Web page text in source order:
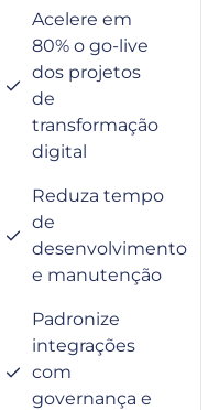
Acelere em
80% o go-live
dos projetos
de
transformação
digital
Reduza tempo
de
desenvolvimento
e manutenção
Padronize
integrações
com
governança e